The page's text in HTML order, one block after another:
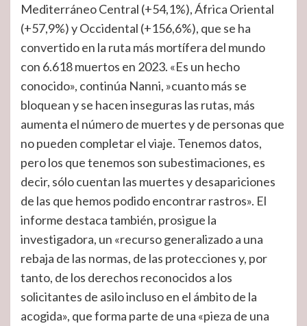
Mediterráneo Central (+54,1%), África Oriental
(+57,9%) y Occidental (+156,6%), que se ha
convertido en la ruta más mortífera del mundo
con 6.618 muertos en 2023. «Es un hecho
conocido», continúa Nanni, »cuanto más se
bloquean y se hacen inseguras las rutas, más
aumenta el número de muertes y de personas que
no pueden completar el viaje. Tenemos datos,
pero los que tenemos son subestimaciones, es
decir, sólo cuentan las muertes y desapariciones
de las que hemos podido encontrar rastros». El
informe destaca también, prosigue la
investigadora, un «recurso generalizado a una
rebaja de las normas, de las protecciones y, por
tanto, de los derechos reconocidos a los
solicitantes de asilo incluso en el ámbito de la
acogida», que forma parte de una «pieza de una